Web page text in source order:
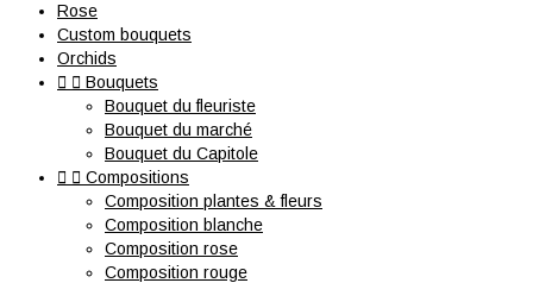
Rose
Custom bouquets
Orchids
  Bouquets
Bouquet du fleuriste
Bouquet du marché
Bouquet du Capitole
  Compositions
Composition plantes & fleurs
Composition blanche
Composition rose
Composition rouge